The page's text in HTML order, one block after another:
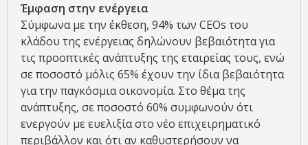
Έμφαση στην ενέργεια
Σύμφωνα με την έκθεση, 94% των CEOs του
κλάδου της ενέργειας δηλώνουν βεβαιότητα για
τις προοπτικές ανάπτυξης της εταιρείας τους, ενώ
σε ποσοστό μόλις 65% έχουν την ίδια βεβαιότητα
για την παγκόσμια οικονομία. Στο θέμα της
ανάπτυξης, σε ποσοστό 60% συμφωνούν ότι
ενεργούν με ευελιξία στο νέο επιχειρηματικό
περιβάλλον και ότι αν καθυστερήσουν να